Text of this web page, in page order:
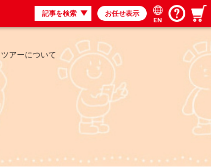
記事を検索 お任せ表示
EN
アーについて